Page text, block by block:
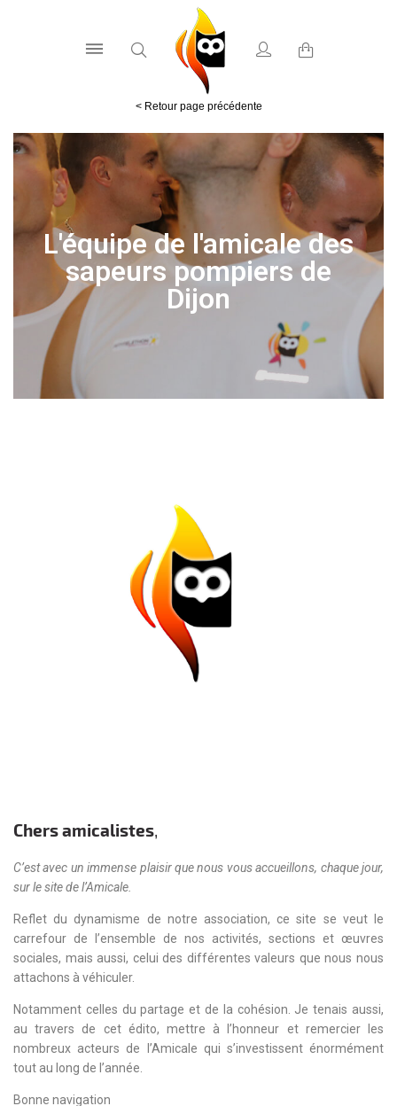
L'équipe de l'amicale des
sapeurs pompiers de
Dijon
Chers amicalistes,
C’est avec un immense plaisir que nous vous accueillons, chaque jour,
sur le site de l’Amicale.
Reflet du dynamisme de notre association, ce site se veut le
carrefour de l’ensemble de nos activités, sections et œuvres
sociales, mais aussi, celui des différentes valeurs que nous nous
attachons à véhiculer.
Notamment celles du partage et de la cohésion. Je tenais aussi,
au travers de cet édito, mettre à l’honneur et remercier les
nombreux acteurs de l’Amicale qui s’investissent énormément
tout au long de l’année.
Bonne navigation